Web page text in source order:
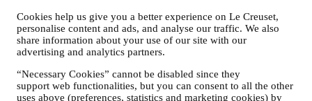
Cookies help us give you a better experience on Le Creuset,
personalise content and ads, and analyse our traffic. We also
share information about your use of our site with our
advertising and analytics partners.
“Necessary Cookies” cannot be disabled since they
support web functionalities, but you can consent to all the other
uses above (preferences, statistics and marketing cookies) by
siège social est situé à Neuhofstrasse 4, 6340 Baar, en Suisse. Son
représentant désigné dans l'UE est Le Creuset SL, numéro de TVA
B62153630, dont les bureaux sont situés Paseo de Gracia 9 2º,
08007 Barcelone, Espagne. L’accord de responsabilité conjointe
marketing globale et de l’expérience client personnalisée ; (b) aux
filiales locales Le Creuset le bénéfice et l’implantation de cette